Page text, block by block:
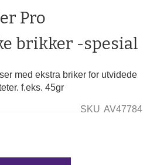
Pro
brikker -spesial
med ekstra briker for utvidede
f.eks. 45gr
SKU AV47784